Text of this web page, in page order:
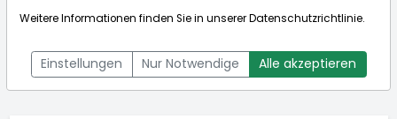
FR0000125486]
Aktienkurse
Bid:0,000€Ask:0,000€
Weitere Informationen finden Sie in unsererDatenschutzrichtlinie.
Einstellungen Nur Notwendige Alle akzeptieren